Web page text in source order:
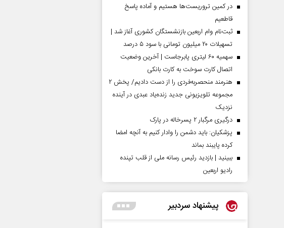
در کمین تروریست‌ها هستیم و آماده پاسخ
قاطعیم
ثبت‌نام وام اربعین بازنشستگان کشوری آغاز شد |
تسهیلات ۲۰ میلیون تومانی با سود ۵ درصد
سهمیه ۶۰ لیتری پابرجاست | آخرین وضعیت
اتصال کارت سوخت به کارت بانکی
هنرمند منحصر‌به‌فردی را از دست دادیم/ پخش ۲
مجموعه تلویزیونی جدید زنده‌یاد عبدی در آینده
نزدیک
درگیری مرگبار ۲ پسرخاله در پارک
پزشکیان: باید دشمن را وادار کنیم به آنچه امضا
کرده پایبند بماند
ببینید | بازدید رئیس رسانه ملی از قلب تپنده
رادیو اربعین
پیشنهاد سردبیر